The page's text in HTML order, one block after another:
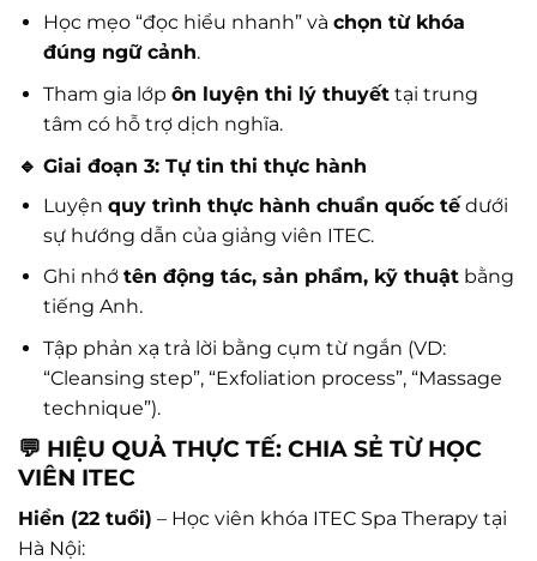
Học mẹo “đọc hiểu nhanh” và chọn từ khóa
đúng ngữ cảnh.
Tham gia lớp ôn luyện thi lý thuyếttại trung
tâm có hỗ trợ dịch nghĩa.
🔹 Giai đoạn 3: Tự tin thi thực hành
Luyện quy trình thực hành chuẩn quốc tếdưới
sự hướng dẫn của giảng viên ITEC.
Ghi nhớ tên động tác, sản phẩm, kỹ thuậtbằng
tiếng Anh.
Tập phản xạ trả lời bằng cụm từ ngắn (VD:
“Cleansing step”, “Exfoliation process”, “Massage
technique”).
💬 HIỆU QUẢ THỰC TẾ: CHIA SẺ TỪ HỌC
VIÊN ITEC
Hiền (22 tuổi) – Học viên khóa ITEC Spa Therapy tại
Hà Nội: